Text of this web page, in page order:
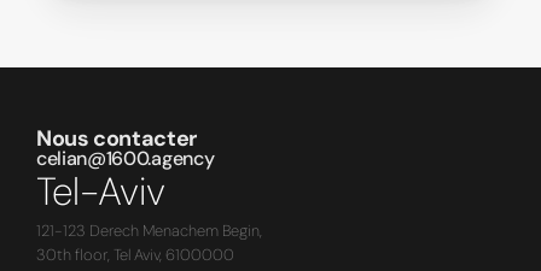
Nous contacter
celian@1600.agency
Tel-Aviv
121-123 Derech Menachem Begin,
30th floor, Tel Aviv, 6100000